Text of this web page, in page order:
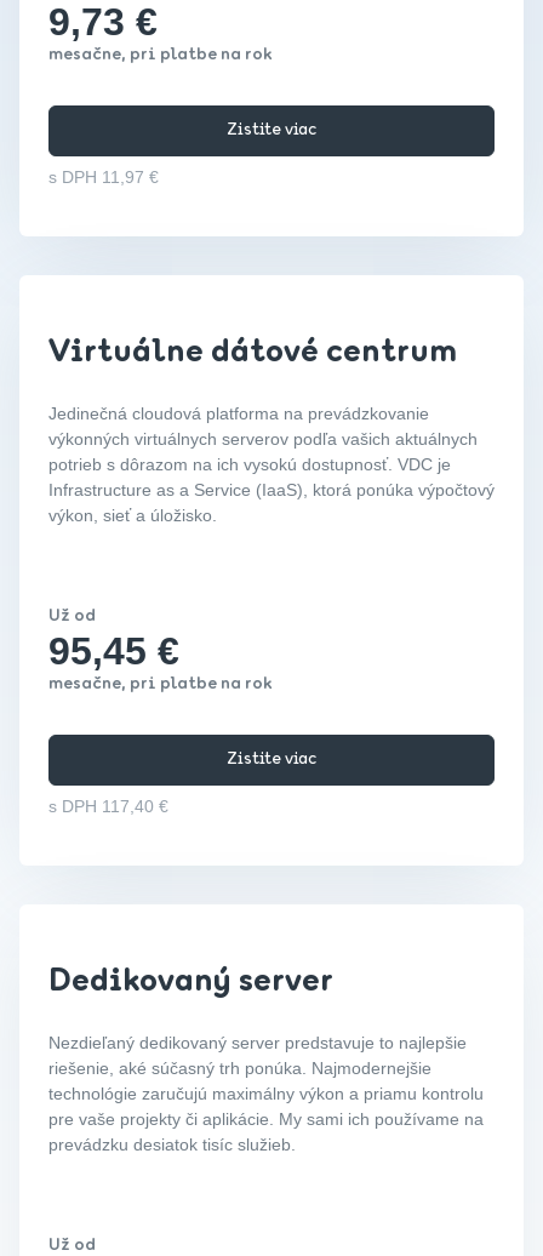
9,73 €
mesačne, pri platbe na rok
Zistite viac
s DPH 11,97 €
Virtuálne dátové centrum
Jedinečná cloudová platforma na prevádzkovanie
výkonných virtuálnych serverov podľa vašich aktuálnych
potrieb s dôrazom na ich vysokú dostupnosť. VDC je
Infrastructure as a Service (IaaS), ktorá ponúka výpočtový
výkon, sieť a úložisko.
Už od
95,45 €
mesačne, pri platbe na rok
Zistite viac
s DPH 117,40 €
Dedikovaný server
Nezdieľaný dedikovaný server predstavuje to najlepšie
riešenie, aké súčasný trh ponúka. Najmodernejšie
technológie zaručujú maximálny výkon a priamu kontrolu
pre vaše projekty či aplikácie. My sami ich používame na
prevádzku desiatok tisíc služieb.
Už od